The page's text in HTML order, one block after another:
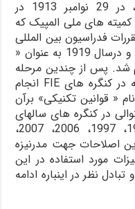
فدراسیون جهانی شمشیربازی FIE، در 29 نوامبر 1913 در
های ملی المپیک که
مقررات فدراسیون بین المللی
شمشیربازی مورد تصویب قرار گرفت و درسال 1919 به عنوان «
شد. پس از چندین مرحله
بحث و بررسی درباره این قوانین که در کنگره های FIE انجام
گرفت، بالاخره در کنگره سال 1954 نام « قوانین تکنیکی» برآن
در کنگره های سالهای
1858، 1964، 1972، 1973، 1983، 1997، 2006، 2007،
گردید. این اصلاحات جهت مدرنیزه
مورد استفاده در این
نظر در اینباره ادامه